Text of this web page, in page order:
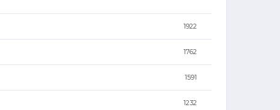
1922
1762
1591
1232